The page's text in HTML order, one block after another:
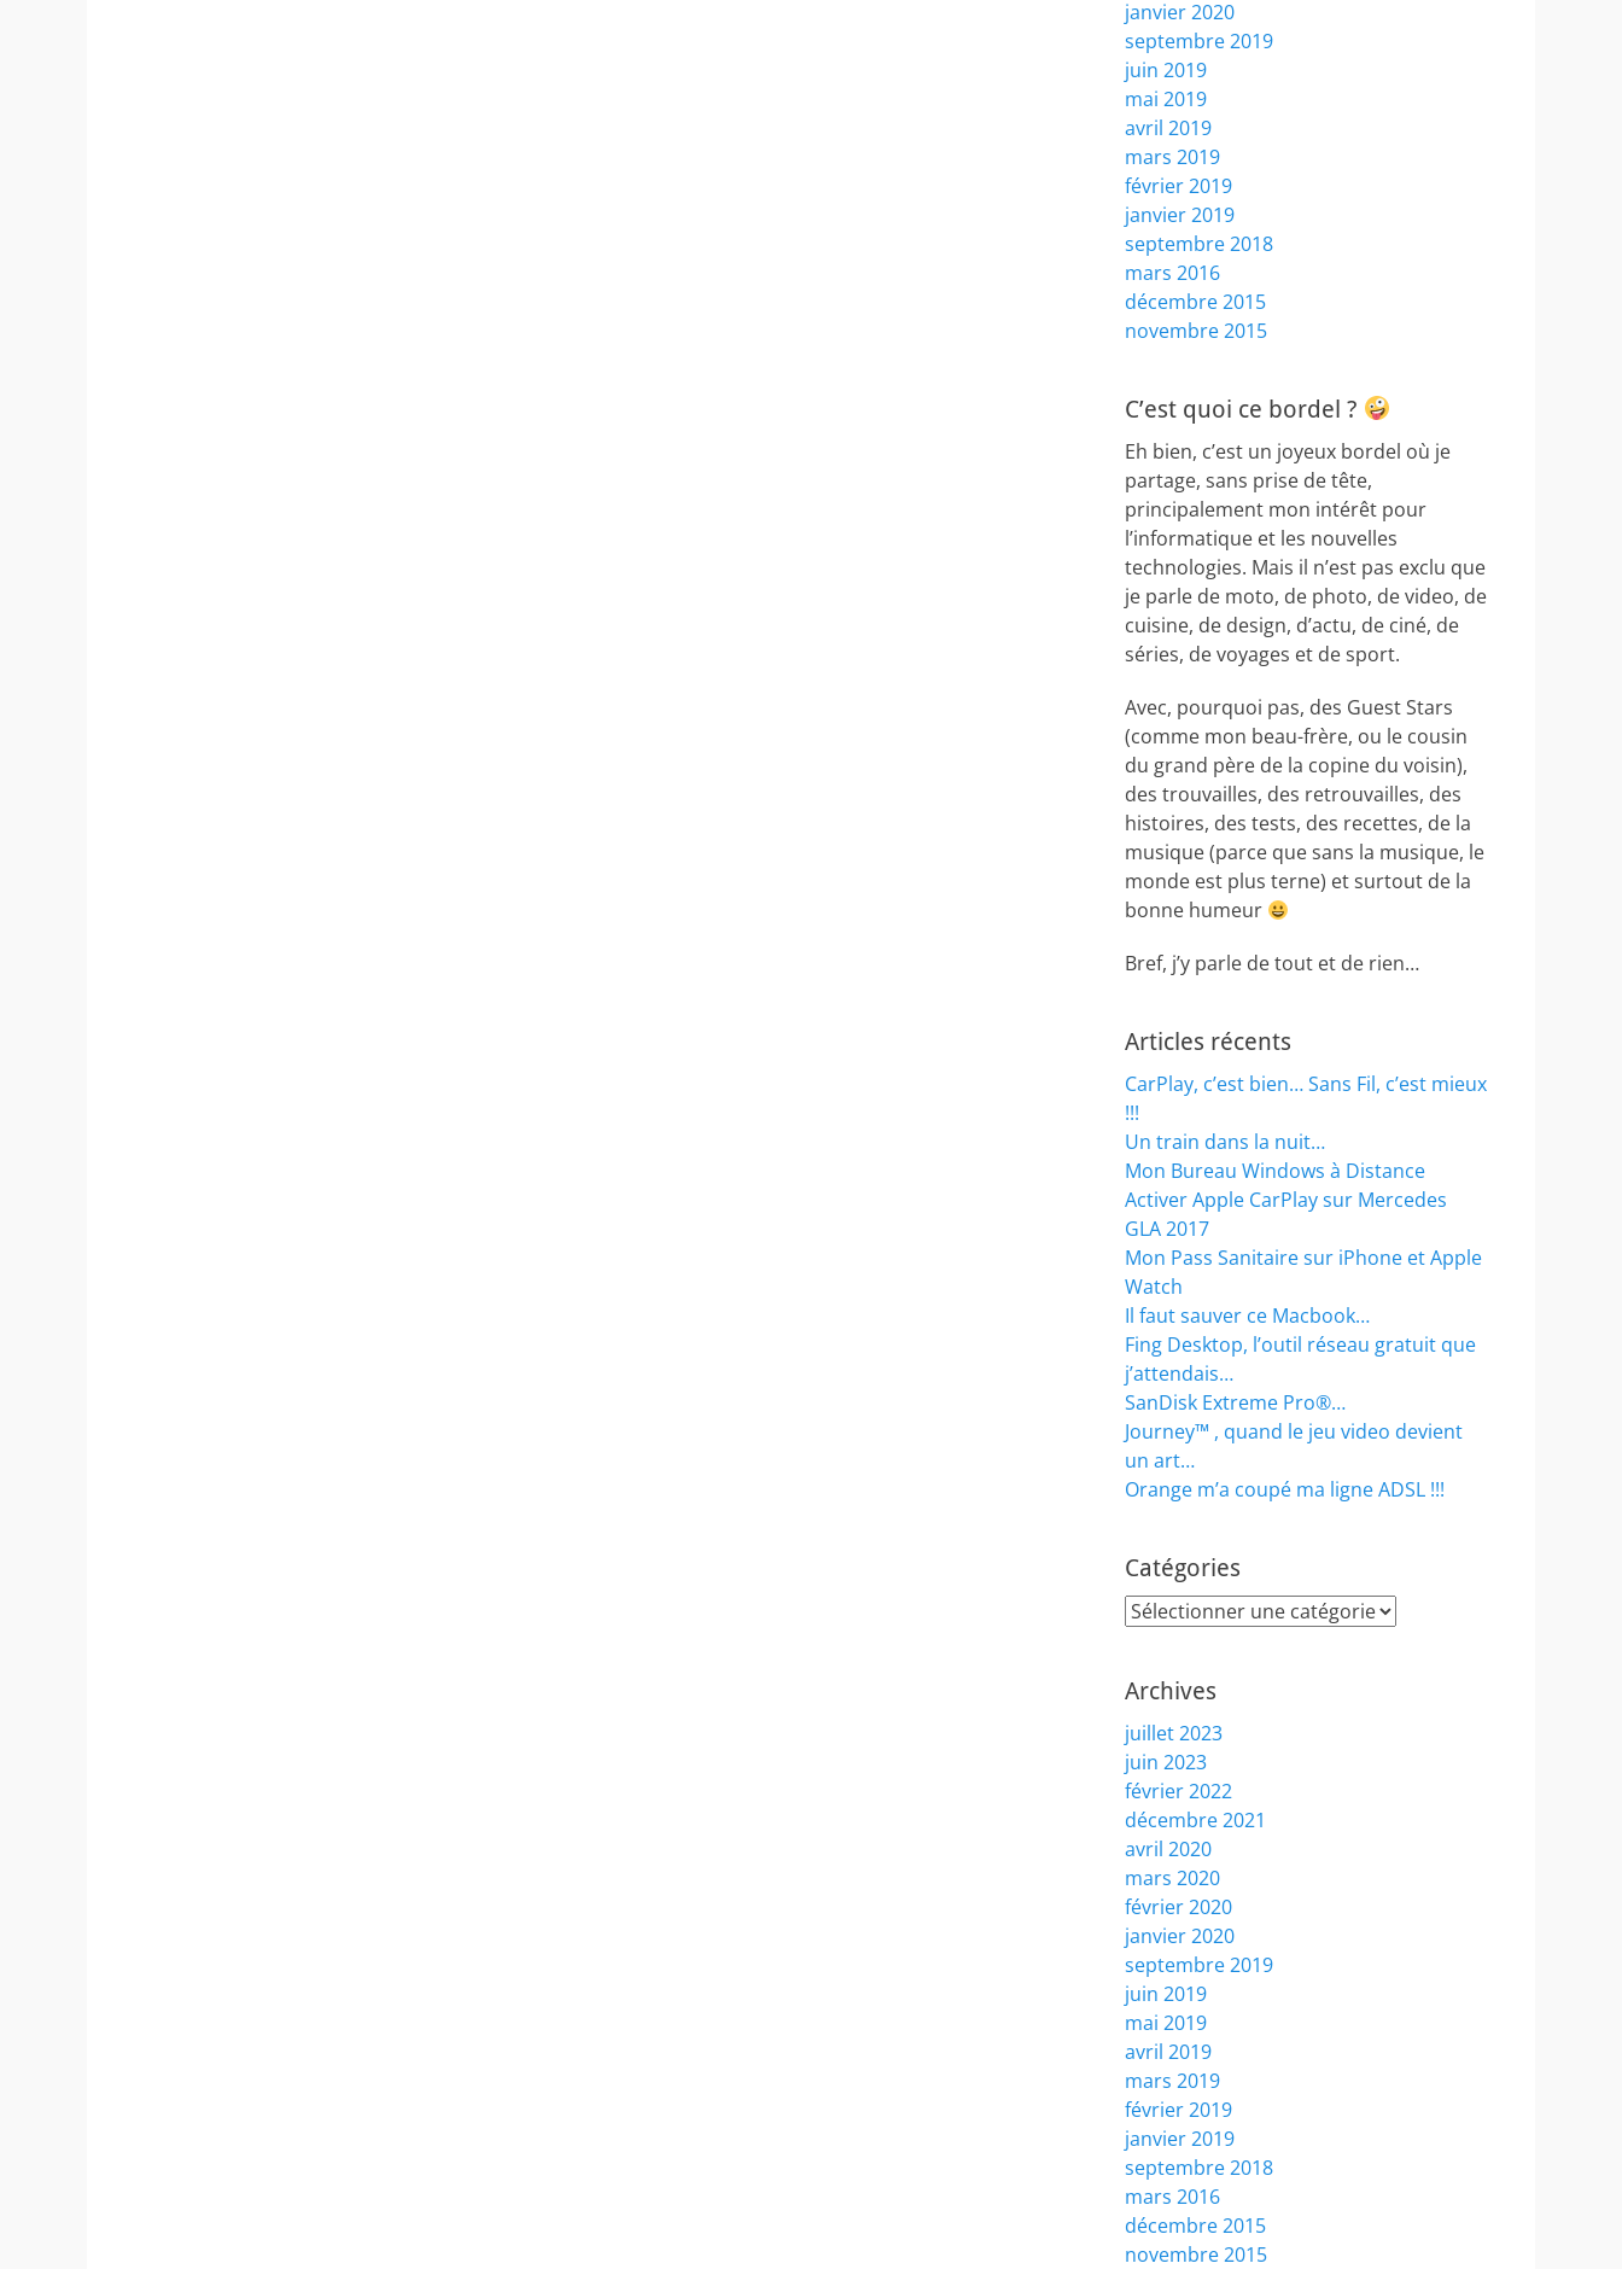
janvier 2020
septembre 2019
juin 2019
mai 2019
avril 2019
mars 2019
février 2019
janvier 2019
septembre 2018
mars 2016
décembre 2015
novembre 2015
C’est quoi ce bordel ?
Eh bien, c’est un joyeux bordel où je
partage, sans prise de tête,
principalement mon intérêt pour
l’informatique et les nouvelles
technologies. Mais il n’est pas exclu que
je parle de moto, de photo, de video, de
cuisine, de design, d’actu, de ciné, de
séries, de voyages et de sport.
Avec, pourquoi pas, des Guest Stars
(comme mon beau-frère, ou le cousin
du grand père de la copine du voisin),
des trouvailles, des retrouvailles, des
histoires, des tests, des recettes, de la
musique (parce que sans la musique, le
monde est plus terne) et surtout de la
bonne humeur
Bref, j’y parle de tout et de rien…
Articles récents
CarPlay, c’est bien… Sans Fil, c’est mieux
!!!
Un train dans la nuit…
Mon Bureau Windows à Distance
Activer Apple CarPlay sur Mercedes
GLA 2017
Mon Pass Sanitaire sur iPhone et Apple
Watch
Il faut sauver ce Macbook…
Fing Desktop, l’outil réseau gratuit que
j’attendais…
SanDisk Extreme Pro®…
Journey™ , quand le jeu video devient
un art…
Orange m’a coupé ma ligne ADSL !!!
Catégories
Catégories
Archives
juillet 2023
juin 2023
février 2022
décembre 2021
avril 2020
mars 2020
février 2020
janvier 2020
septembre 2019
juin 2019
mai 2019
avril 2019
mars 2019
février 2019
janvier 2019
septembre 2018
mars 2016
décembre 2015
novembre 2015